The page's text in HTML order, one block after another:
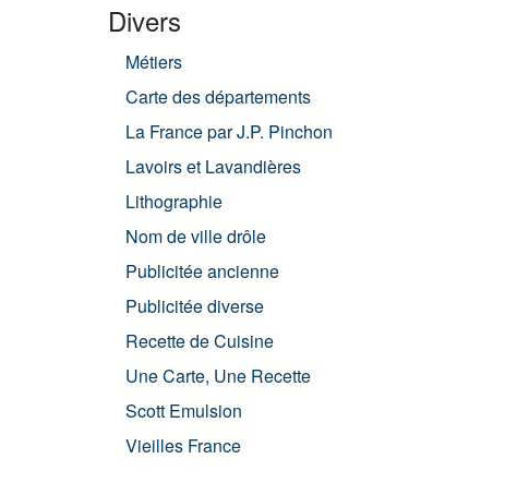
Divers
Métiers
Carte des départements
La France par J.P. Pinchon
Lavoirs et Lavandières
Lithographie
Nom de ville drôle
Publicitée ancienne
Publicitée diverse
Recette de Cuisine
Une Carte, Une Recette
Scott Emulsion
Vieilles France